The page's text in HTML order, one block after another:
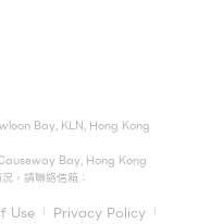
Bay, KLN, Hong Kong
Bay, Hong Kong
，請聯絡信箱：
Use
Privacy Policy